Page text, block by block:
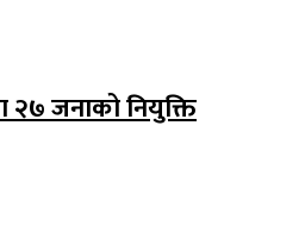
२७ जनाको नियुक्ति